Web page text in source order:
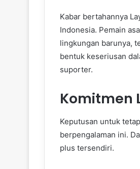
Kabar bertahannya
Indonesia. Pemain
lingkungan barunya,
bentuk keseriusan
suporter.
Komitmen
Keputusan untuk
berpengalaman ini.
plus tersendiri.